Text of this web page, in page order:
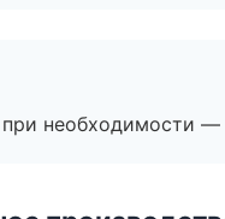
необходимости —